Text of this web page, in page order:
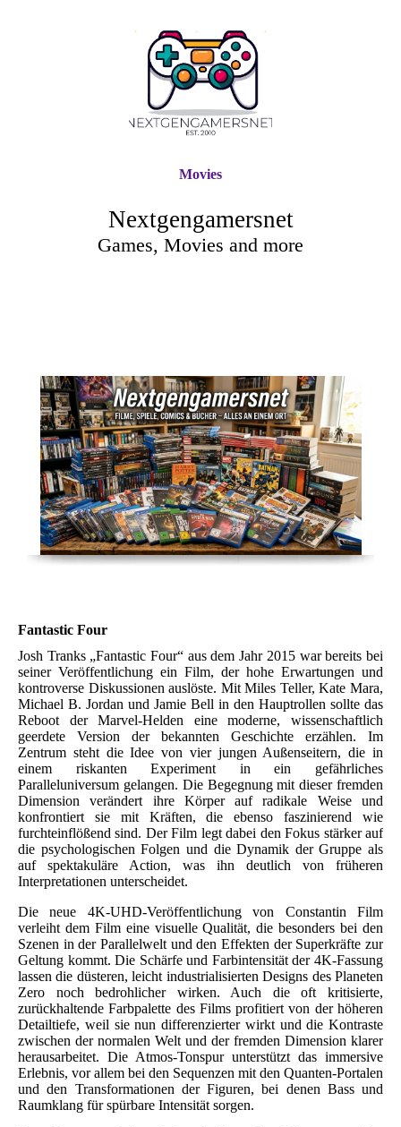
Nextgengamersnet
Games, Movies and more
Movies
Fantastic Four
Josh Tranks „Fantastic Four“ aus dem Jahr 2015 war bereits bei
seiner Veröffentlichung ein Film, der hohe Erwartungen und
kontroverse Diskussionen auslöste. Mit Miles Teller, Kate Mara,
Michael B. Jordan und Jamie Bell in den Hauptrollen sollte das
Reboot der Marvel-Helden eine moderne, wissenschaftlich
geerdete Version der bekannten Geschichte erzählen. Im
Zentrum steht die Idee von vier jungen Außenseitern, die in
einem riskanten Experiment in ein gefährliches
Paralleluniversum gelangen. Die Begegnung mit dieser fremden
Dimension verändert ihre Körper auf radikale Weise und
konfrontiert sie mit Kräften, die ebenso faszinierend wie
furchteinflößend sind. Der Film legt dabei den Fokus stärker auf
die psychologischen Folgen und die Dynamik der Gruppe als
auf spektakuläre Action, was ihn deutlich von früheren
Interpretationen unterscheidet.
Die neue 4K-UHD-Veröffentlichung von Constantin Film
verleiht dem Film eine visuelle Qualität, die besonders bei den
Szenen in der Parallelwelt und den Effekten der Superkräfte zur
Geltung kommt. Die Schärfe und Farbintensität der 4K-Fassung
lassen die düsteren, leicht industrialisierten Designs des Planeten
Zero noch bedrohlicher wirken. Auch die oft kritisierte,
zurückhaltende Farbpalette des Films profitiert von der höheren
Detailtiefe, weil sie nun differenzierter wirkt und die Kontraste
zwischen der normalen Welt und der fremden Dimension klarer
herausarbeitet. Die Atmos-Tonspur unterstützt das immersive
Erlebnis, vor allem bei den Sequenzen mit den Quanten-Portalen
und den Transformationen der Figuren, bei denen Bass und
Raumklang für spürbare Intensität sorgen.